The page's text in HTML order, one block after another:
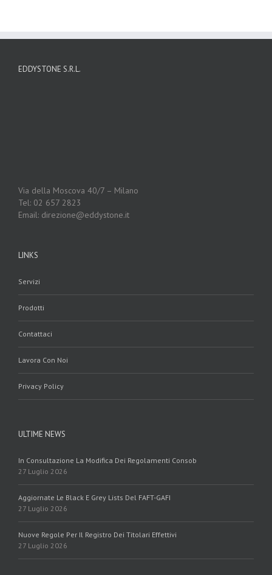
EDDYSTONE S.R.L.
Via della Moscova 40/7 – Milano
Tel: 02 657 2823
Email: direzione@eddystone.it
LINKS
Servizi
Prodotti
Contattaci
Lavora Con Noi
Privacy Policy
ULTIME NEWS
In Consultazione La Modifica Dei Regolamenti Consob
27 Luglio 2026
Aggiornate Le Black E Grey Lists Del FAFT-GAFI
27 Luglio 2026
Nuove Regole Per Il Registro Dei Titolari Effettivi
27 Luglio 2026